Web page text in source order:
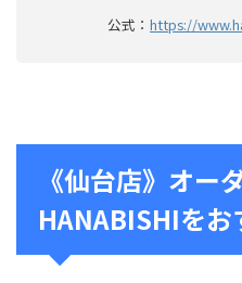
公式： https://
《仙台店》オー
HANABISHIを